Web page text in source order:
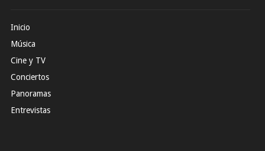
Inicio
Música
Cine y TV
Conciertos
Panoramas
Entrevistas